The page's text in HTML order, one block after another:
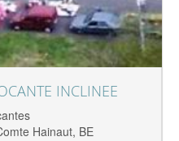
INCLINEE
Hainaut, BE